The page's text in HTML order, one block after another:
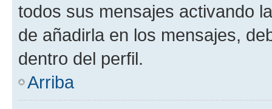
todos sus mensajes activando
de añadirla en los mensajes,
dentro del perfil.
Arriba